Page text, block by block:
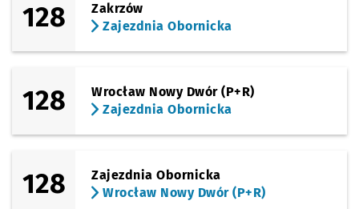
128
Zakrzów
Zajezdnia Obornicka
128
Wrocław Nowy Dwór (P+R)
Zajezdnia Obornicka
128
Zajezdnia Obornicka
Wrocław Nowy Dwór (P+R)